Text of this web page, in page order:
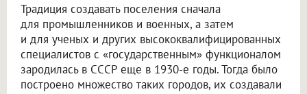
Традиция создавать поселения сначала
для промышленников и военных, а затем
и для ученых и других высококвалифицированных
специалистов с «государственным» функционалом
зародилась в СССР еще в 1930-е годы. Тогда было
построено множество таких городов, их создавали